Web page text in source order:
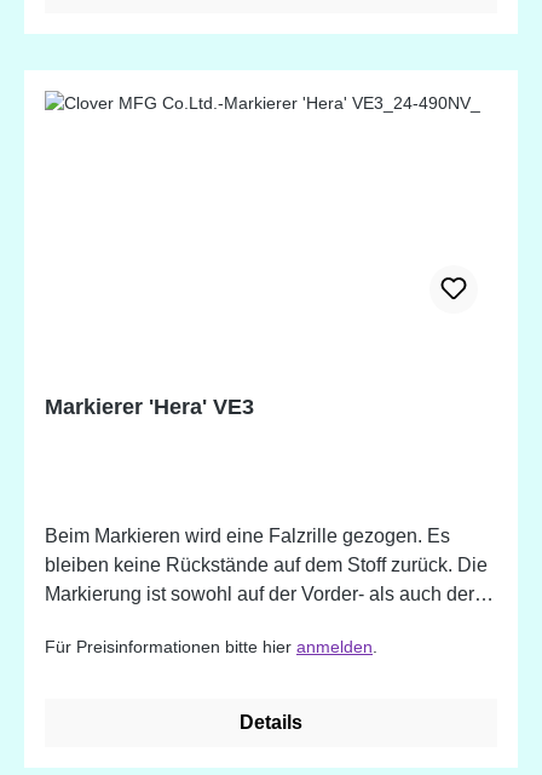
Markierer 'Hera' VE3
Beim Markieren wird eine Falzrille gezogen. Es
bleiben keine Rückstände auf dem Stoff zurück. Die
Markierung ist sowohl auf der Vorder- als auch der
Für Preisinformationen bitte hier anmelden
Details